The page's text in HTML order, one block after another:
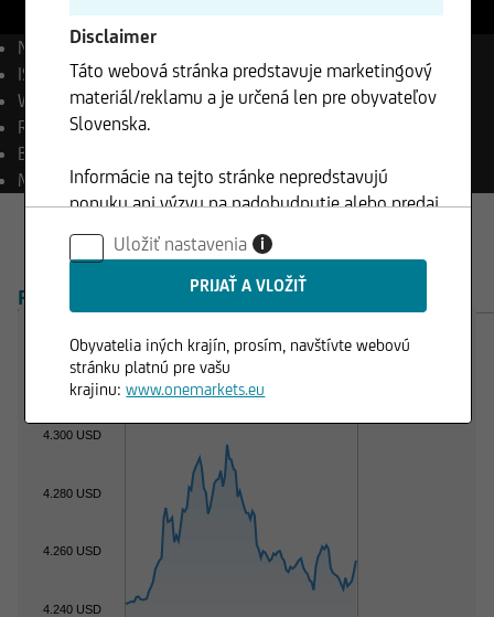
Názov
Gold (one ounce)
ISIN
XC0009655157
WKN
965515
Reuters XAU=
Bloomberg
Mena
USD
PREHĽAD PRODUKTY
4.240 USD
4.260 USD
4.280 USD
4.300 USD
Disclaimer
Táto webová stránka predstavuje marketingový
materiál/reklamu a je určená len pre obyvateľov
Slovenska.
Informácie na tejto stránke nepredstavujú
ponuku ani výzvu na nadobudnutie alebo predaj
akýchkoľvek cenných papierov a nesmú byť
klientom použité v žiadnej jurisdikcií, kde je
takéto použitie zakázané.
Uložiť nastavenia i
Obyvatelia iných krajín, prosím, navštívte webovú
stránku platnú pre vašu
krajinu:www.onemarkets.eu